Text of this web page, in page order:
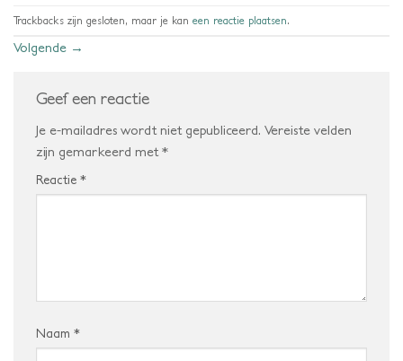
Trackbacks zijn gesloten, maar je kan een reactie plaatsen
Volgende →
Geef een reactie
Je e-mailadres wordt niet gepubliceerd. Vereiste velden
zijn gemarkeerd met *
Reactie *
Naam *